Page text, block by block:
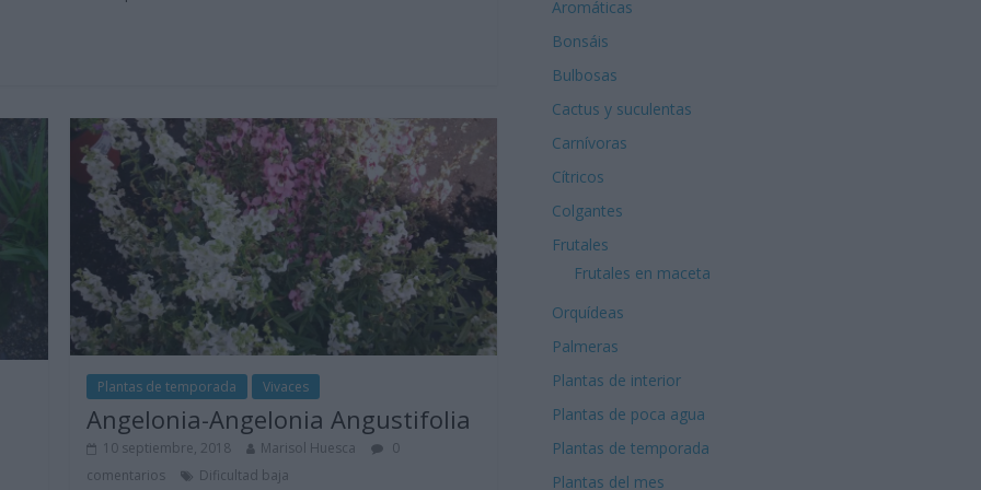
Plantas de temporada Vivaces
Angelonia-Angelonia Angustifolia
10 septiembre, 2018 Marisol Huesca
0
comentarios
Dificultad baja
Aromáticas
Bonsáis
Bulbosas
Cactus y suculentas
Carnívoras
Cítricos
Colgantes
Frutales
Frutales en maceta
Orquídeas
Palmeras
Plantas de interior
Plantas de poca agua
Plantas de temporada
Plantas del mes